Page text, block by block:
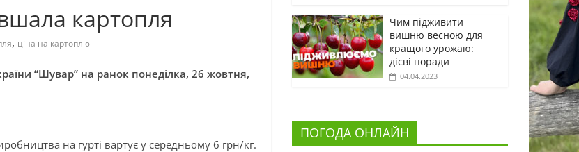
картопля
, ціна на картоплю
“Шувар” на ранок понеділка, 26 жовтня,
на гурті вартує у середньому 6 грн/кг.
Чим підживити
вишню весною для
кращого урожаю:
дієві поради
04.04.2023
ПОГОДА ОНЛАЙН